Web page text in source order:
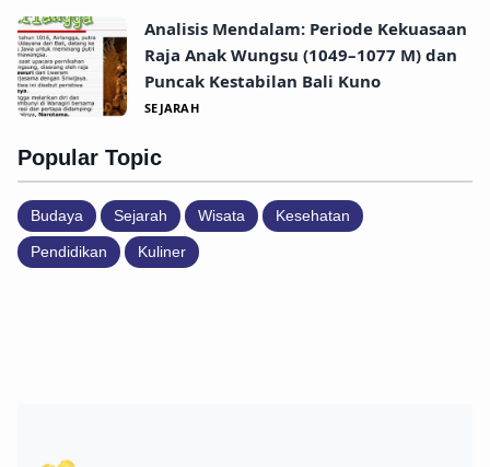
Analisis Mendalam: Periode Kekuasaan
Raja Anak Wungsu (1049–1077 M) dan
Puncak Kestabilan Bali Kuno
SEJARAH
Popular Topic
Budaya Sejarah Wisata Kesehatan
Pendidikan Kuliner